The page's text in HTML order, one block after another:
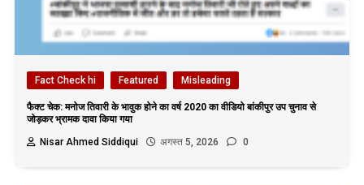
Fact Check hi Featured Misleading
फैक्ट चेक: मनोज तिवारी के भावुक होने का वर्ष 2020 का वीडियो बांकीपुर उप चुनाव से
जोड़कर भ्रामक दावा किया गया
Nisar Ahmed Siddiqui
अगस्त 5, 2026 0